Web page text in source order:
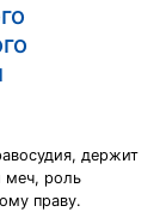
держит
меч, роль
праву.